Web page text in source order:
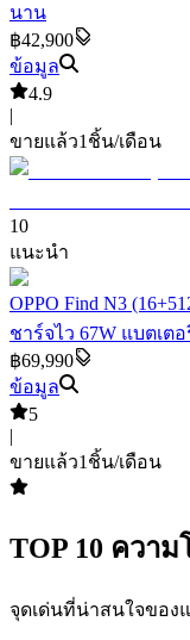
นาน
฿42,900
ข้อมูล
4.9
|
ขายแล้ว1 ชิ้น/เดือน
10
แนะนำ
OPPO Find N3
ชาร์จไว 67W แบตเต
฿69,990
ข้อมูล
5
|
ขายแล้ว1 ชิ้น/เดือน
TOP 10 ความ
จุดเด่นที่น่าสนใจของ